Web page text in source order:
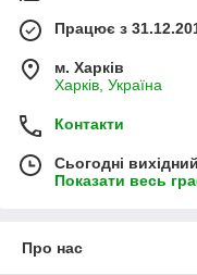
Працює з
м. Харків
Харків, Україна
Контакти
Сьогодні вихідний
Показати весь
Про нас